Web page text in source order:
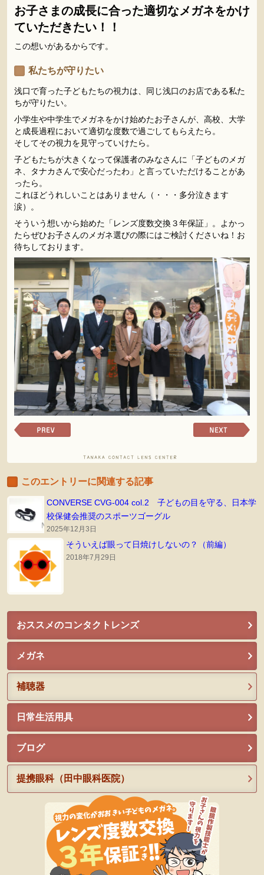
お子さまの成長に合った適切なメガネをかけ
ていただきたい！！
この想いがあるからです。
私たちが守りたい
浅口で育った子どもたちの視力は、同じ浅口のお店である私た
ちが守りたい。
小学生や中学生でメガネをかけ始めたお子さんが、高校、大学
と成長過程において適切な度数で過ごしてもらえたら。
そしてその視力を見守っていけたら。
子どもたちが大きくなって保護者のみなさんに「子どものメガ
ネ、タナカさんで安心だったわ」と言っていただけることがあ
ったら。
これほどうれしいことはありません（・・・多分泣きます
涙）。
そういう想いから始めた「レンズ度数交換３年保証」。よかっ
たらぜひお子さんのメガネ選びの際にはご検討くださいね！お
待ちしております。
次
の
ー
前
の
ー
ジ
このエントリーに関連する記事
CONVERSE CVG-004 col.2 子どもの目を守る、日本学
校保健会推奨のスポーツゴーグル
2025年12月3日
そういえば眼って日焼けしないの？（前編）
2018年7月29日
おススメのコンタクトレンズ
メガネ
補聴器
日常生活用具
ブログ
提携眼科（田中眼科医院）